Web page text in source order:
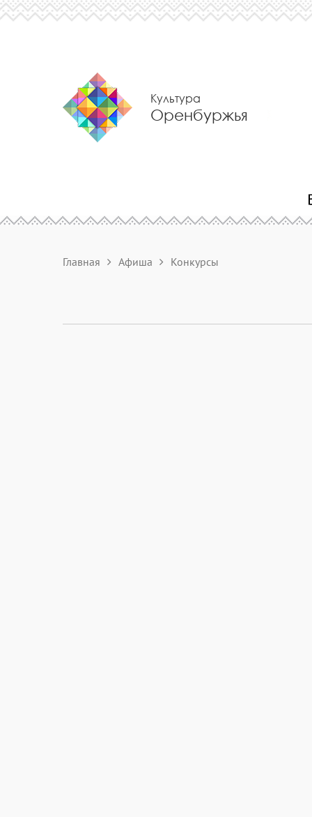
Культура
Оренбуржья
Главная Афиша Конкурсы